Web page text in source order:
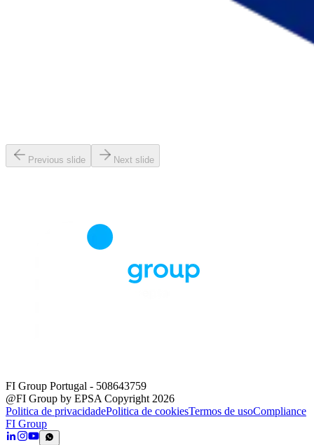
Previous slide Next slide
FI Group Portugal - 508643759
@FI Group by EPSA Copyright 2026
Politica de privacidadePolitica de cookiesTermos de usoCompliance
FI Group